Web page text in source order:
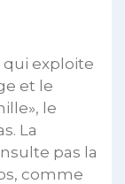
qui exploite
et le
le
La
pas la
comme